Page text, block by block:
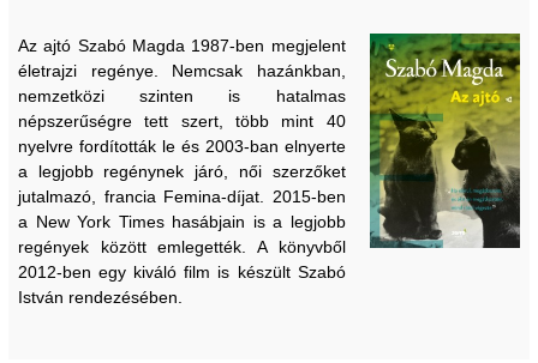
Az ajtó Szabó Magda 1987-ben megjelent
életrajzi regénye. Nemcsak hazánkban,
nemzetközi szinten is hatalmas
népszerűségre tett szert, több mint 40
nyelvre fordították le és 2003-ban elnyerte
a legjobb regénynek járó, női szerzőket
jutalmazó, francia Femina-díjat. 2015-ben
a New York Times hasábjain is a legjobb
regények között emlegették. A könyvből
2012-ben egy kiváló film is készült Szabó
István rendezésében.